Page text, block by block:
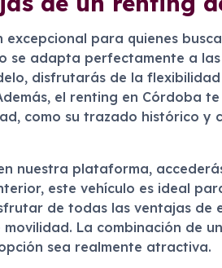
para quienes
se adapta perfectamente a
disfrutarás de la
el renting en Córdoba
como su trazado histórico y
nuestra plataforma,
este vehículo es ideal
de todas las ventajas
La combinación de
sea realmente atractiva.